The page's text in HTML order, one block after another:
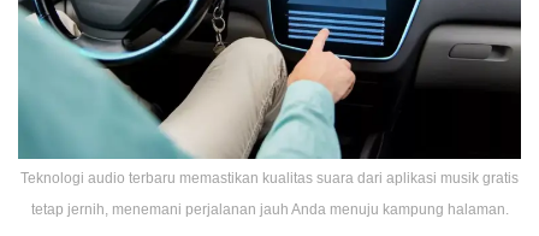
Teknologi audio terbaru memastikan kualitas suara dari aplikasi musik gratis
tetap jernih, menemani perjalanan jauh Anda menuju kampung halaman.